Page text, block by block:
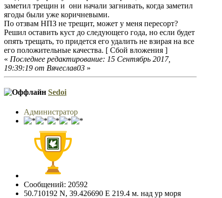
заметил трещин и они начали загнивать, когда заметил
ягоды были уже коричневыми.
По отзвам НПЗ не трещит, может у меня пересорт?
Решил оставить куст до следующего года, но если будет
опять трещать, то придется его удалить не взирая на все
его положительные качества. [ Сбой вложения ]
« Последнее редактирование: 15 Сентябрь 2017,
19:39:19 от Вячеслав03 »
Sedoi
Администратор
Сообщений: 20592
50.710192 N, 39.426690 E 219.4 м. над ур моря